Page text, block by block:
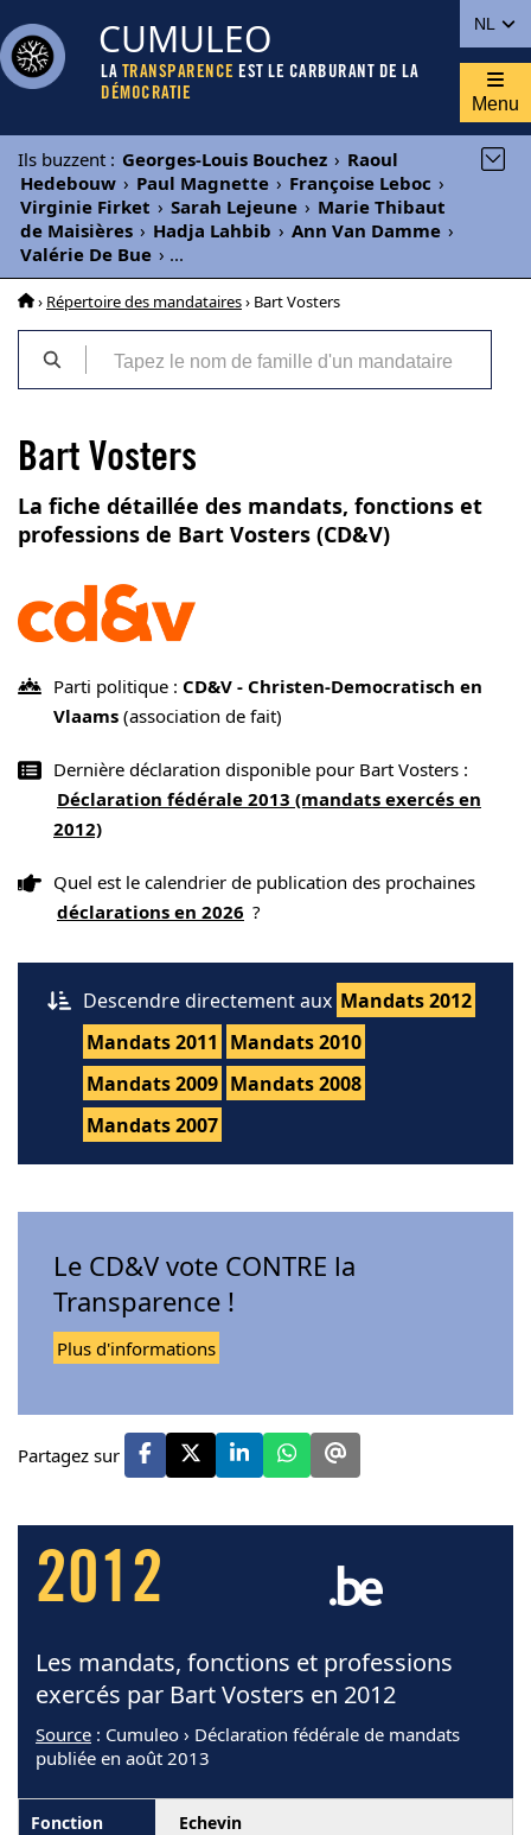
NL
CUMULEO
LA TRANSPARENCE EST LE CARBURANT DE LA
DÉMOCRATIE
Menu
Ils buzzent : Georges-Louis Bouchez › Raoul
Hedebouw › Paul Magnette › Françoise Leboc ›
Virginie Firket › Sarah Lejeune › Marie Thibaut
de Maisières › Hadja Lahbib › Ann Van Damme ›
Valérie De Bue › ...
› Répertoire des mandataires› Bart Vosters
Bart Vosters
La fiche détaillée des mandats, fonctions et
professions de Bart Vosters (CD&V)
Parti politique : CD&V - Christen-Democratisch en
Vlaams (association de fait)
Dernière déclaration disponible pour Bart Vosters :
Déclaration fédérale 2013 (mandats exercés en
2012)
Quel est le calendrier de publication des prochaines
déclarations en 2026 ?
Descendre directement aux Mandats 2012
Mandats 2011 Mandats 2010
Mandats 2009 Mandats 2008
Mandats 2007
Le CD&V vote CONTRE la
Transparence !
Plus d'informations
Partagez sur
2012
Les mandats, fonctions et professions
exercés par Bart Vosters en 2012
Source : Cumuleo › Déclaration fédérale de mandats
publiée en août 2013
Echevin